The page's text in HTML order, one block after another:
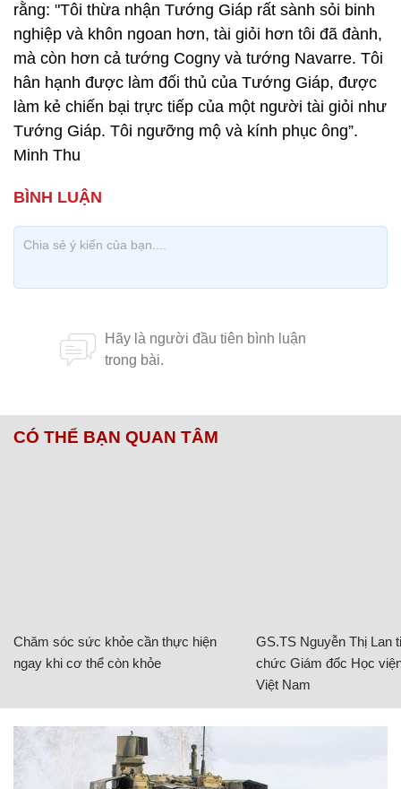
rằng: "Tôi thừa nhận Tướng Giáp rất sành sỏi binh
nghiệp và khôn ngoan hơn, tài giỏi hơn tôi đã đành,
mà còn hơn cả tướng Cogny và tướng Navarre. Tôi
hân hạnh được làm đối thủ của Tướng Giáp, được
làm kẻ chiến bại trực tiếp của một người tài giỏi như
Tướng Giáp. Tôi ngưỡng mộ và kính phục ông”.
Minh Thu
CÓ THỂ BẠN QUAN TÂM
Chăm sóc sức khỏe cần thực hiện
ngay khi cơ thể còn khỏe
GS.TS Nguyễn Thị Lan
chức Giám đốc Học
Việt Nam